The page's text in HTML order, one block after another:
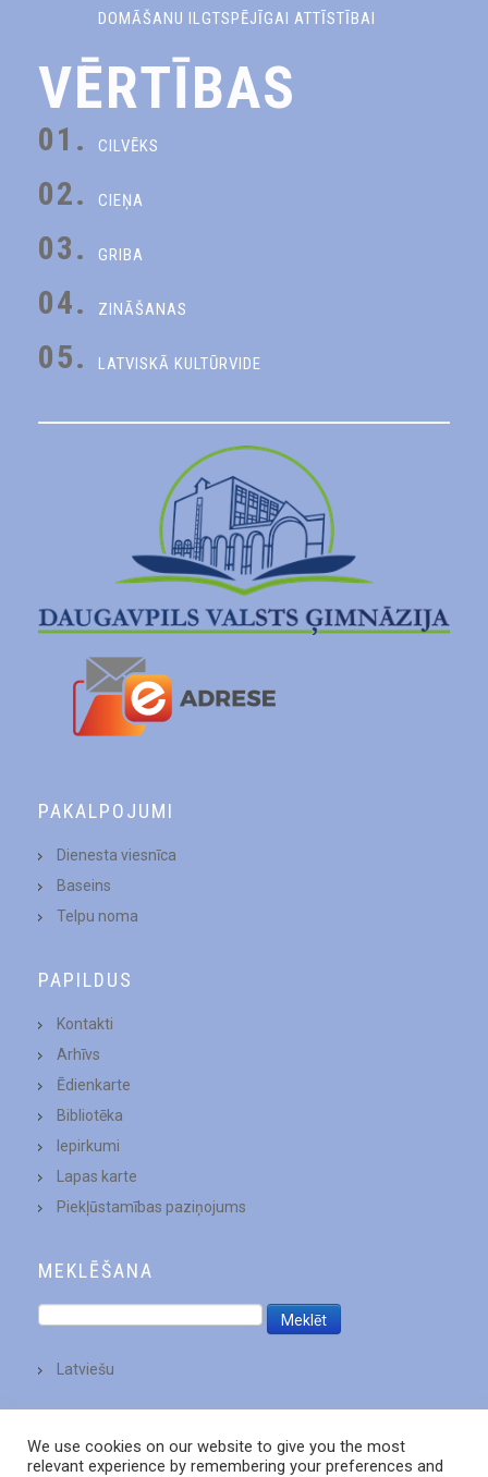
DOMĀŠANU ILGTSPĒJĪGAI ATTĪSTĪBAI
VĒRTĪBAS
01. CILVĒKS
02. CIEŅA
03. GRIBA
04. ZINĀŠANAS
05. LATVISKĀ KULTŪRVIDE
PAKALPOJUMI
Dienesta viesnīca
Baseins
Telpu noma
PAPILDUS
Kontakti
Arhīvs
Ēdienkarte
Bibliotēka
Iepirkumi
Lapas karte
Piekļūstamības paziņojums
MEKLĒŠANA
Latviešu
We use cookies on our website to give you the most
relevant experience by remembering your preferences and